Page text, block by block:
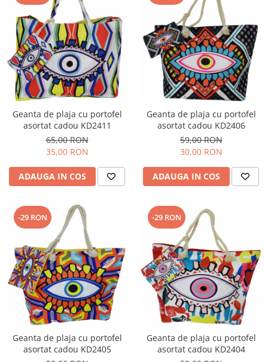
Geanta de plaja cu portofel
asortat cadou KD2411
65,00 RON
35,00 RON
ADAUGA IN COS
Geanta de plaja cu portofel
asortat cadou KD2406
59,00 RON
30,00 RON
ADAUGA IN COS
-29 RON
Geanta de plaja cu portofel
asortat cadou KD2405
-29 RON
Geanta de plaja cu portofel
asortat cadou KD2404